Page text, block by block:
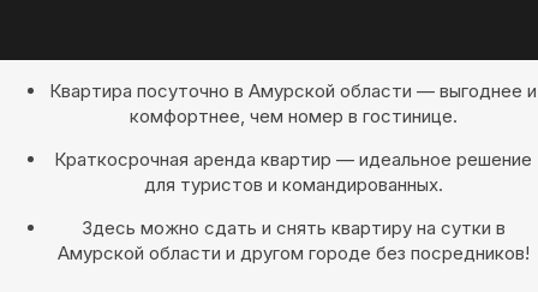
Квартира посуточно в Амурской области — выгоднее и
комфортнее, чем номер в гостинице.
Краткосрочная аренда квартир — идеальное решение
для туристов и командированных.
Здесь можно сдать и снять квартиру на сутки в
Амурской области и другом городе без посредников!